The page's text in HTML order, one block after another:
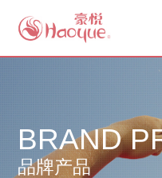
BRAND
品牌产品